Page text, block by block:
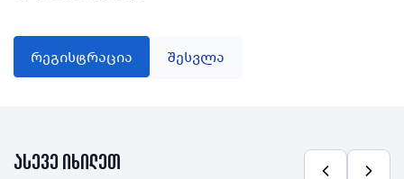
რეგისტრაცია შესვლა
ასევე იხილეთ